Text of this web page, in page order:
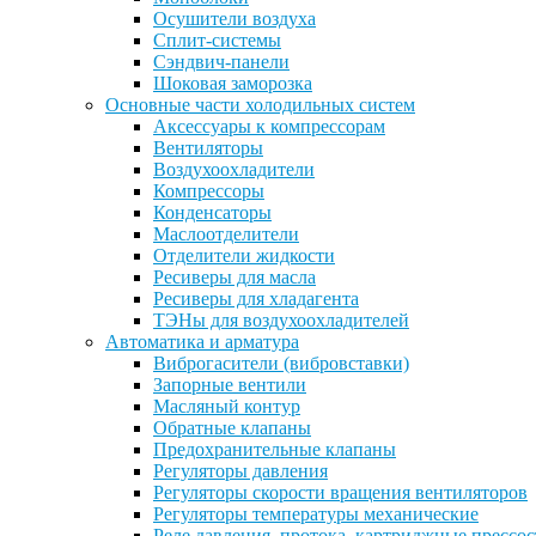
Осушители воздуха
Сплит-системы
Сэндвич-панели
Шоковая заморозка
Основные части холодильных систем
Аксессуары к компрессорам
Вентиляторы
Воздухоохладители
Компрессоры
Конденсаторы
Маслоотделители
Отделители жидкости
Ресиверы для масла
Ресиверы для хладагента
ТЭНы для воздухоохладителей
Автоматика и арматура
Виброгасители (вибровставки)
Запорные вентили
Масляный контур
Обратные клапаны
Предохранительные клапаны
Регуляторы давления
Регуляторы скорости вращения вентиляторов
Регуляторы температуры механические